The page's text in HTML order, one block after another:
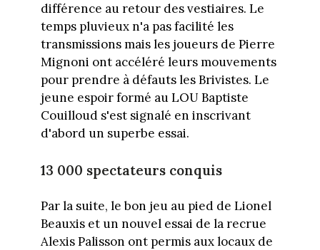
différence au retour des vestiaires. Le
temps pluvieux n'a pas facilité les
transmissions mais les joueurs de Pierre
Mignoni ont accéléré leurs mouvements
pour prendre à défauts les Brivistes. Le
jeune espoir formé au LOU Baptiste
Couilloud s'est signalé en inscrivant
d'abord un superbe essai.
13 000 spectateurs conquis
Par la suite, le bon jeu au pied de Lionel
Beauxis et un nouvel essai de la recrue
Alexis Palisson ont permis aux locaux de